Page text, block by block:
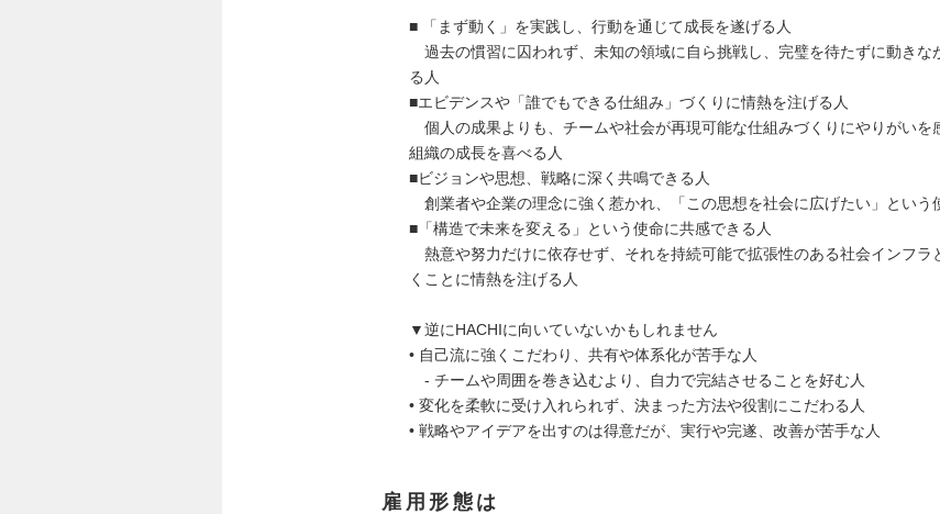
■ 「まず動く」を実践し、行動を通じて成長を遂げる人
過去の慣習に囚われず、未知の領域に自ら挑戦し、完璧を待たずに動きな
る人
■エビデンスや「誰でもできる仕組み」づくりに情熱を注げる人
個人の成果よりも、チームや社会が再現可能な仕組みづくりにやりがいを
組織の成長を喜べる人
■ビジョンや思想、戦略に深く共鳴できる人
創業者や企業の理念に強く惹かれ、「この思想を社会に広げたい」という
■「構造で未来を変える」という使命に共感できる人
熱意や努力だけに依存せず、それを持続可能で拡張性のある社会インフラ
くことに情熱を注げる人
▼逆にHACHIに向いていないかもしれません
• 自己流に強くこだわり、共有や体系化が苦手な人
- チームや周囲を巻き込むより、自力で完結させることを好む人
• 変化を柔軟に受け入れられず、決まった方法や役割にこだわる人
• 戦略やアイデアを出すのは得意だが、実行や完遂、改善が苦手な人
雇用形態は